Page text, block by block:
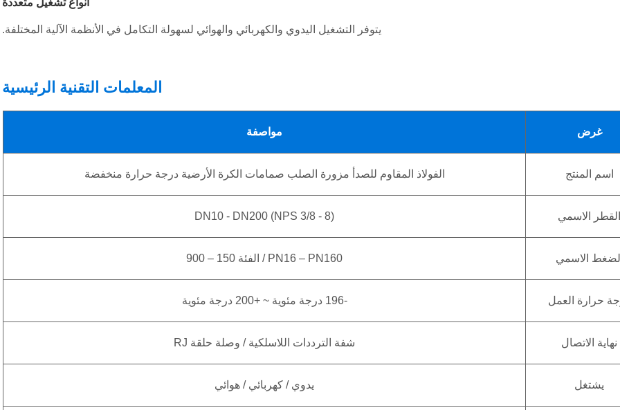
يتوفر التشغيل اليدوي والكهربائي والهوائي لسهولة التكامل في الأنظمة الآلية المختلفة.
المعلمات التقنية الرئيسية
غرض مواصفة
اسم المنتج الفولاذ المقاوم للصدأ مزورة الصلب صمامات الكرة الأرضية درجة حرارة منخفضة
القطر الاسمي DN10 - DN200 (NPS 3/8 - 8)
الضغط الاسمي PN16 – PN160 / الفئة 150 – 900
حرارة العمل -196 درجة مئوية ~ +200 درجة مئوية
نهاية الاتصال شفة الترددات اللاسلكية / وصلة حلقة RJ
يشتغل يدوي / كهربائي / هوائي